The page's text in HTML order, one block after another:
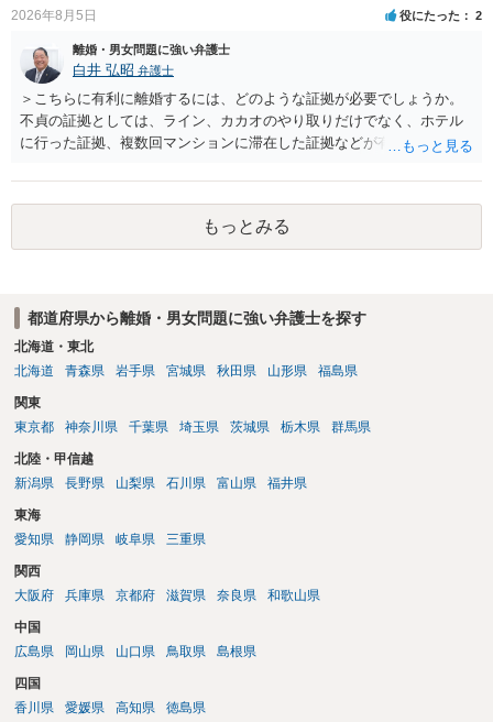
2026年8月5日 役にたった 2
離婚・男女問題に強い弁護士
白井 弘昭 弁護士
＞こちらに有利に離婚するには、どのような証拠が必要でしょうか。
不貞の証拠としては、ライン、カカオのやり取りだけでなく、ホテル
に行った証拠、複数回マンションに滞在した証拠などが有効です。 不
婚する、慰謝料をとるなど）ことができると思われます。 ただし、不
貞発覚後、長期間同居を続けると、不貞を許したとの評価につながる
場合がありますので、ご注意ください。 以上、ご参考まで。
もっとみる
都道府県から離婚・男女問題に強い弁護士を探す
北海道・東北
北海道
青森県 岩手県 宮城県 秋田県 山形県 福島県
関東
東京都
神奈川県 千葉県 埼玉県 茨城県 栃木県 群馬県
北陸・甲信越
新潟県
長野県 山梨県 石川県 富山県 福井県
東海
愛知県
静岡県 岐阜県 三重県
関西
大阪府
兵庫県 京都府 滋賀県 奈良県 和歌山県
中国
広島県
岡山県 山口県 鳥取県 島根県
四国
香川県
愛媛県 高知県 徳島県